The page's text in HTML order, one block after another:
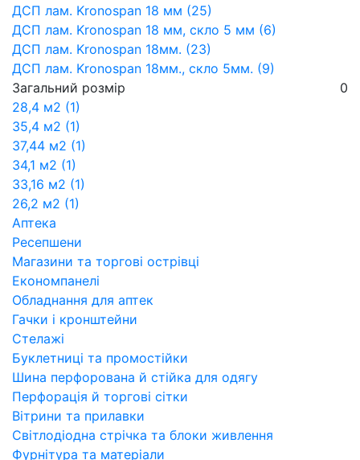
ДСП лам. Kronospan 18 мм (25)
ДСП лам. Kronospan 18 мм, скло 5 мм (6)
ДСП лам. Kronospan 18мм. (23)
ДСП лам. Kronospan 18мм., скло 5мм. (9)
Загальний розмір
0
28,4 м2 (1)
35,4 м2 (1)
37,44 м2 (1)
34,1 м2 (1)
33,16 м2 (1)
26,2 м2 (1)
Аптека
Ресепшени
Магазини та торгові острівці
Економпанелі
Обладнання для аптек
Гачки і кронштейни
Стелажі
Буклетниці та промостійки
Шина перфорована й стійка для одягу
Перфорація й торгові сітки
Вітрини та прилавки
Світлодіодна стрічка та блоки живлення
Фурнітура та матеріали